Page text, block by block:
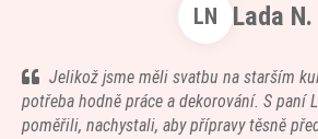
LN Lada N.
Jelikož jsme měli svatbu na starším
potřeba hodně práce a dekorování. S paní
poměřili, nachystali, aby přípravy těsně